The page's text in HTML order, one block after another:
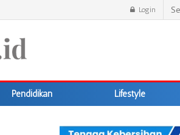
Login
Pendidikan Lifestyle